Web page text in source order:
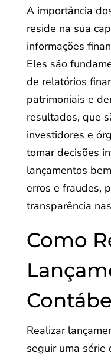
A importância
reside na sua
informações
Eles são
de relatórios
patrimoniais e
resultados, que
investidores e
tomar decisões
lançamentos
erros e fraudes,
transparência
Como
Realizar
seguir uma